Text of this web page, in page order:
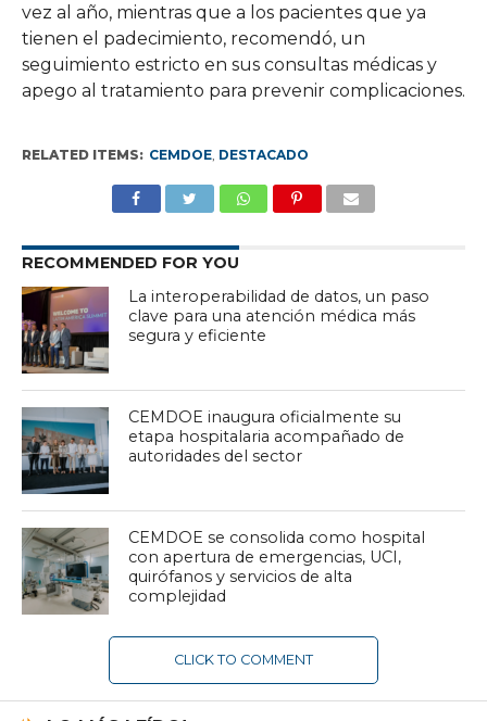
vez al año, mientras que a los pacientes que ya
tienen el padecimiento, recomendó, un
seguimiento estricto en sus consultas médicas y
apego al tratamiento para prevenir complicaciones.
RELATED ITEMS: CEMDOE, DESTACADO
RECOMMENDED FOR YOU
La interoperabilidad de datos, un paso
clave para una atención médica más
segura y eficiente
CEMDOE inaugura oficialmente su
etapa hospitalaria acompañado de
autoridades del sector
CEMDOE se consolida como hospital
con apertura de emergencias, UCI,
quirófanos y servicios de alta
complejidad
CLICK TO COMMENT